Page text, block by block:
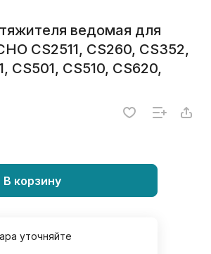
ведомая для
CS2511, CS260, CS352,
CS501, CS510, CS620,
В корзину
уточняйте